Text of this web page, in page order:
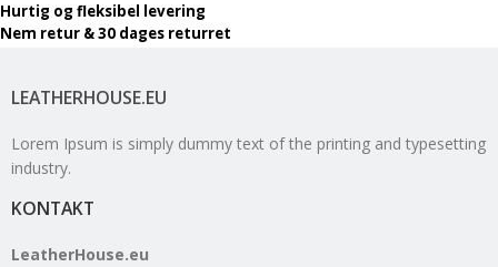
LEATHERHOUSE.EU
Lorem Ipsum is simply dummy text of the printing and typesetting
industry.
KONTAKT
LeatherHouse.eu
Hurtig og fleksibel levering
Nem retur & 30 dages returret